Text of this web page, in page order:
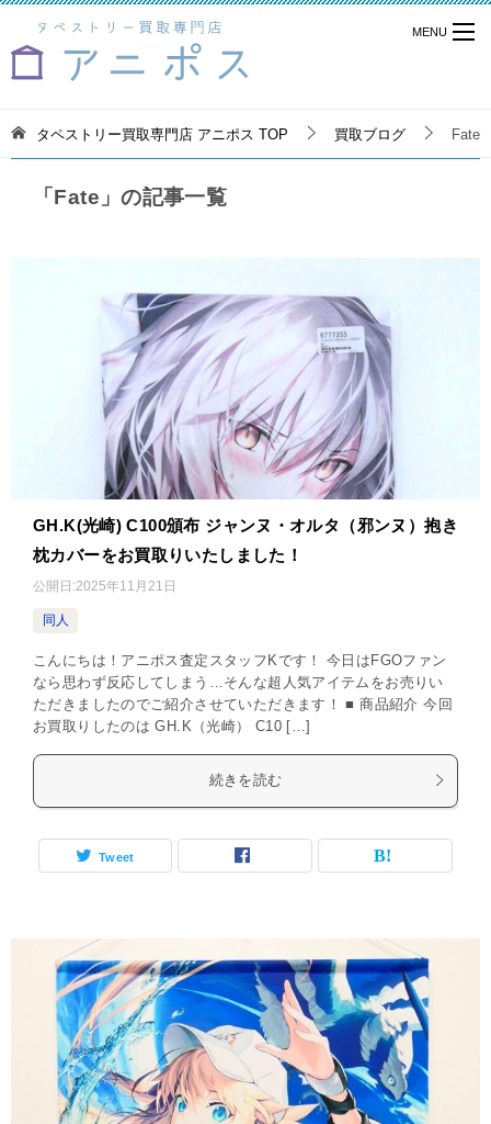
タペストリー買取専門店 アニポス TOP 買取ブログ Fate
「Fate」の記事一覧
GH.K(光崎) C100頒布 ジャンヌ・オルタ（邪ンヌ）抱き
枕カバーをお買取りいたしました！
公開日:2025年11月21日
同人
こんにちは！アニポス査定スタッフKです！ 今日はFGOファン
なら思わず反応してしまう…そんな超人気アイテムをお売りい
ただきましたのでご紹介させていただきます！ ■ 商品紹介 今回
お買取りしたのは GH.K（光崎） C10 […]
続きを読む
Tweet